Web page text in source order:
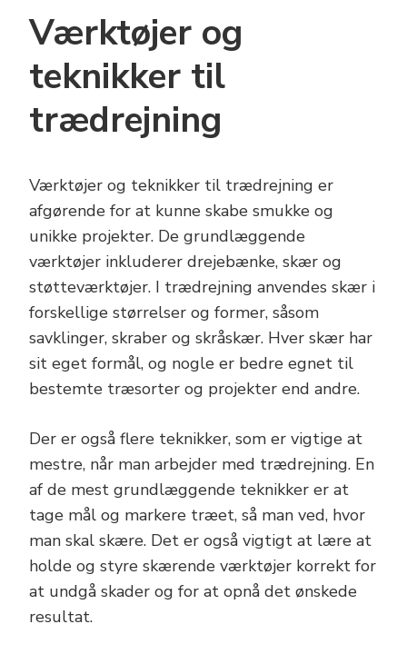
Værktøjer og
teknikker til
trædrejning
Værktøjer og teknikker til trædrejning er
afgørende for at kunne skabe smukke og
unikke projekter. De grundlæggende
værktøjer inkluderer drejebænke, skær og
støtteværktøjer. I trædrejning anvendes skær i
forskellige størrelser og former, såsom
savklinger, skraber og skråskær. Hver skær har
sit eget formål, og nogle er bedre egnet til
bestemte træsorter og projekter end andre.
Der er også flere teknikker, som er vigtige at
mestre, når man arbejder med trædrejning. En
af de mest grundlæggende teknikker er at
tage mål og markere træet, så man ved, hvor
man skal skære. Det er også vigtigt at lære at
holde og styre skærende værktøjer korrekt for
at undgå skader og for at opnå det ønskede
resultat.